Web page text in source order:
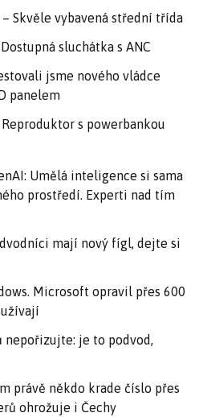
– Skvěle vybavená střední třída
sluchátka s ANC
jsme nového vládce
panelem
Reproduktor s powerbankou
Umělá inteligence si sama
prostředí. Experti nad tím
mají nový fígl, dejte si
Microsoft opravil přes 600
je to podvod,
právě někdo krade číslo přes
ohrožuje i Čechy